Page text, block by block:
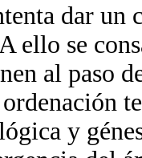
dar un
ello se
al paso
y